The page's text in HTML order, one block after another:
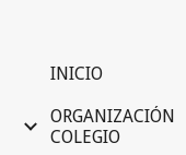
INICIO
ORGANIZACIÓN
COLEGIO